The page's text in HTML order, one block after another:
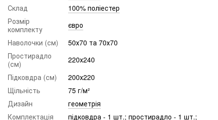
Склад
100% поліестер
Розмір
комплекту
євро
Наволочки (см)
50х70 та 70х70
Простирадло
(см)
220х240
Підковдра (см)
200х220
Щільність
75 г/м²
Дизайн
геометрія
Комплектація
підковдра - 1 шт.; простирадло - 1 шт.;